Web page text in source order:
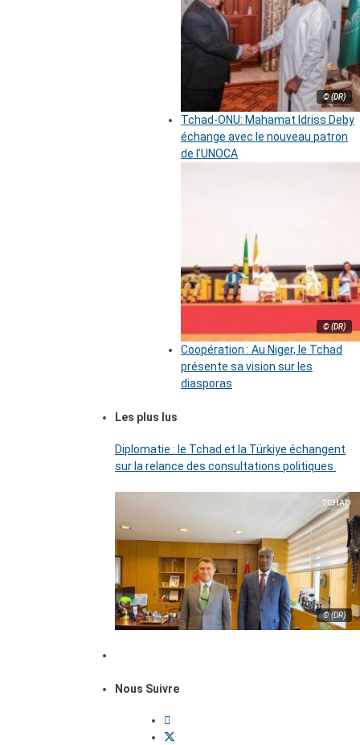
© (DR)
Tchad-ONU: Mahamat Idriss Deby
échange avec le nouveau patron
de l’UNOCA
© (DR)
Coopération : Au Niger, le Tchad
présente sa vision sur les
diasporas
Les plus lus
Diplomatie : le Tchad et la Türkiye échangent
sur la relance des consultations politiques
© (DR)
Nous Suivre